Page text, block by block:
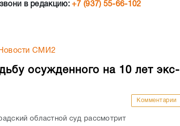
в редакцию:+7 (937) 55-66-102
СМИ2
осужденного на 10 лет экс-
Комментарии
областной суд рассмотрит